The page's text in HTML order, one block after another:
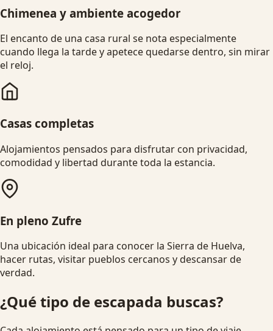
Chimenea y ambiente acogedor
El encanto de una casa rural se nota especialmente
cuando llega la tarde y apetece quedarse dentro, sin mirar
el reloj.
Casas completas
Alojamientos pensados para disfrutar con privacidad,
comodidad y libertad durante toda la estancia.
En pleno Zufre
Una ubicación ideal para conocer la Sierra de Huelva,
hacer rutas, visitar pueblos cercanos y descansar de
verdad.
¿Qué tipo de escapada buscas?